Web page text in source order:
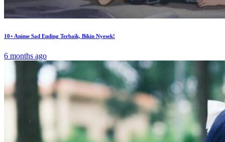
10+ Anime Sad Ending Terbaik, Bikin Nyesek!
6 months ago